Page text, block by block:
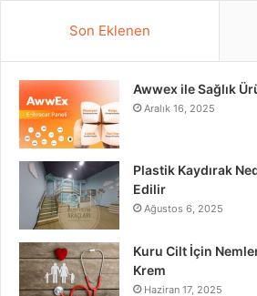
Son Eklenen
Awwex ile Sağlık
Aralık 16, 2025
Plastik Kaydırak
Edilir
Ağustos 6, 2025
Kuru Cilt İçin
Krem
Haziran 17, 2025